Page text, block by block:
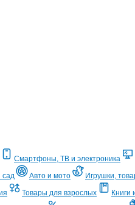
Смартфоны, ТВ и электроника
сад Авто и мото Игрушки,
Товары для взрослых Книги